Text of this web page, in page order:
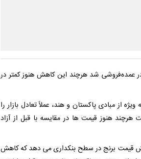
شد هرچند این کاهش هنوز کمتر در
از مبادی پاکستان و هند، عملاً تعادل بازار را
هنوز قیمت ها در مقایسه با قبل از آزاد
قیمت برنج در سطح بنکداری می دهد که کاهش